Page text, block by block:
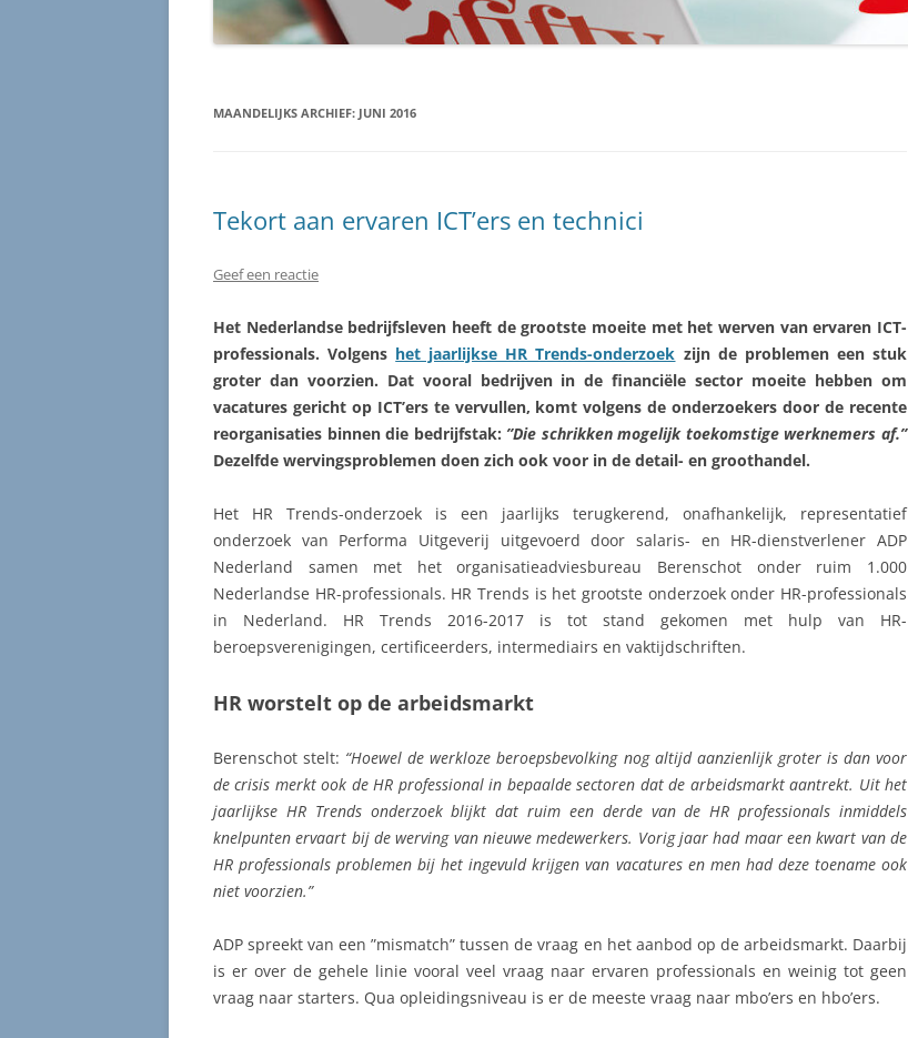
MAANDELIJKS ARCHIEF: JUNI 2016
Tekort aan ervaren ICT’ers en technici
Geef een reactie
Het Nederlandse bedrijfsleven heeft de grootste moeite met het werven van ervaren ICT-
professionals. Volgens het jaarlijkse HR Trends-onderzoek zijn de problemen een stuk
groter dan voorzien. Dat vooral bedrijven in de financiële sector moeite hebben om
vacatures gericht op ICT’ers te vervullen, komt volgens de onderzoekers door de recente
reorganisaties binnen die bedrijfstak: ”Die schrikken mogelijk toekomstige werknemers af.”
Dezelfde wervingsproblemen doen zich ook voor in de detail- en groothandel.
Het HR Trends-onderzoek is een jaarlijks terugkerend, onafhankelijk, representatief
onderzoek van Performa Uitgeverij uitgevoerd door salaris- en HR-dienstverlener ADP
Nederland samen met het organisatieadviesbureau Berenschot onder ruim 1.000
Nederlandse HR-professionals. HR Trends is het grootste onderzoek onder HR-professionals
in Nederland. HR Trends 2016-2017 is tot stand gekomen met hulp van HR-
beroepsverenigingen, certificeerders, intermediairs en vaktijdschriften.
HR worstelt op de arbeidsmarkt
Berenschot stelt: “Hoewel de werkloze beroepsbevolking nog altijd aanzienlijk groter is dan voor
de crisis merkt ook de HR professional in bepaalde sectoren dat de arbeidsmarkt aantrekt. Uit het
jaarlijkse HR Trends onderzoek blijkt dat ruim een derde van de HR professionals inmiddels
knelpunten ervaart bij de werving van nieuwe medewerkers. Vorig jaar had maar een kwart van de
HR professionals problemen bij het ingevuld krijgen van vacatures en men had deze toename ook
niet voorzien.”
ADP spreekt van een ”mismatch” tussen de vraag en het aanbod op de arbeidsmarkt. Daarbij
is er over de gehele linie vooral veel vraag naar ervaren professionals en weinig tot geen
vraag naar starters. Qua opleidingsniveau is er de meeste vraag naar mbo’ers en hbo’ers.